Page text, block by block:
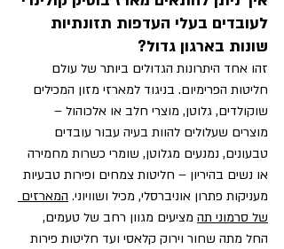
לעובדים בעלי העדפות תזונתיות
שונות בארגון גדול?
זהו אחד היתרונות הגדולים ביותר של עולם
חליטות הפרימיום. בניגוד למארזי מזון המכילים
שוקולדים, גלוטן, מוצרי חלב או אלכוהול –
מוצרים שעלולים להוות בעיה עבור עובדים
טבעונים, נמנעים מגלוטן, שומרי כשרות מחמירה
או נשים בהיריון – חליטות צמחים ופירות טבעיות
מעניקות פתרון אוניברסלי, מכיל ושוויוני. המארזים
של סרמוני תה מציעים מגוון רחב של טעמים,
החל מתה שחור וירוק קלאסי ועד חליטות פירות